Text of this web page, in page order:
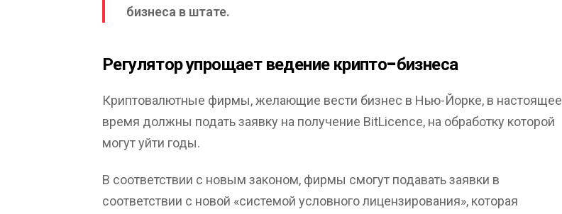
бизнеса в штате.
Регулятор упрощает ведение крипто-бизнеса
Криптовалютные фирмы, желающие вести бизнес в Нью-Йорке, в настоящее
время должны подать заявку на получение BitLicence, на обработку которой
могут уйти годы.
В соответствии с новым законом, фирмы смогут подавать заявки в
соответствии с новой «системой условного лицензирования», которая